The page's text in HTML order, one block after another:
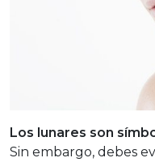
Los lunares son
Sin embargo, debes